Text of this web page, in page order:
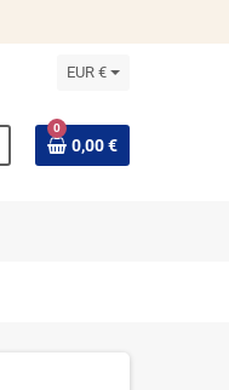
EUR €
0
0,00 €